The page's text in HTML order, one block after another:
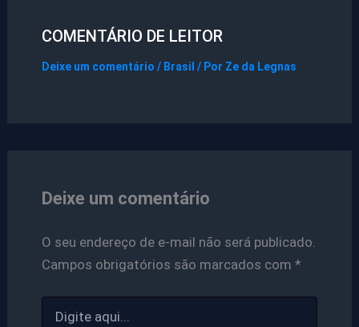
COMENTÁRIO DE LEITOR
Deixe um comentário / Brasil / Por Ze da Legnas
Deixe um comentário
O seu endereço de e-mail não será publicado.
Campos obrigatórios são marcados com *
aqui...